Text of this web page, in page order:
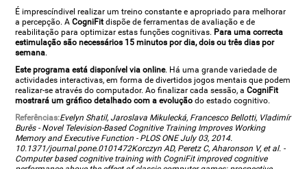
É imprescíndivel realizar um treino constante e apropriado para melhorar
a percepção. ACogniFit dispõe de ferramentas de avaliação e de
reabilitação para optimizar estas funções cognitivas. Para uma correcta
estimulação são necessários 15 minutos por dia, dois ou três dias por
semana.
Este programa está disponível via online. Há uma grande variedade de
actividades interactivas, em forma de divertidos jogos mentais que podem
realizar-se através do computador. Ao finalizar cada sessão, aCogniFit
mostrará um gráfico detalhado com a evolução do estado cognitivo.
Referências:Evelyn Shatil, Jaroslava Mikulecká, Francesco Bellotti, Vladimír
Burěs - Novel Television-Based Cognitive Training Improves Working
Memory and Executive Function - PLOS ONE July 03, 2014.
10.1371/journal.pone.0101472Korczyn AD, Peretz C, Aharonson V, et al. -
Computer based cognitive training with CogniFit improved cognitive